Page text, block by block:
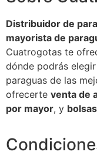
Distribuidor de
mayorista de
Cuatrogotas te
dónde podrás
paraguas de las
ofrecerte venta de
por mayor, y